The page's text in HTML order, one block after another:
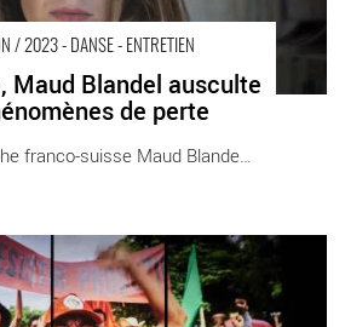
/ 2023 - DANSE - ENTRETIEN
Maud Blandel ausculte
de perte
La chorégraphe franco-suisse Maud Blandel [...]
» : Milo Rau bouleverse Avignon -
2023 Vedène L'Autre Scène du Grand